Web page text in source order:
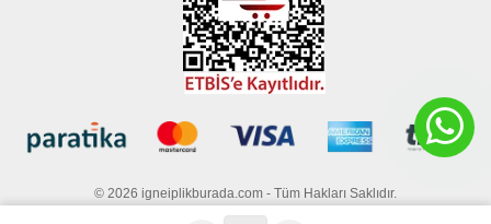
© 2026 igneiplikburada.com - Tüm Hakları Saklıdır.